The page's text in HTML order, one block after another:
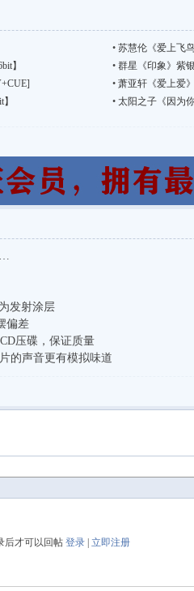
• 苏慧伦《爱上飞
】 • 群星《印象》紫
• 萧亚轩《爱上爱
• 太阳之子《因为
发射涂层
偏差
压碟，保证质量
的声音更有模拟味道
后才可以回帖 登录 立即注册